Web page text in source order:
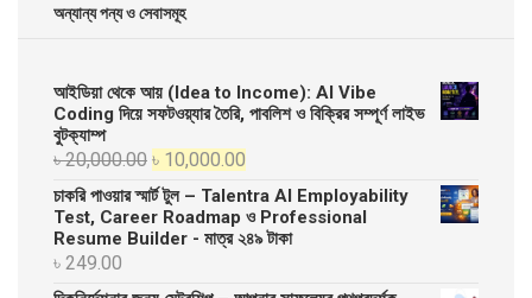
অন্যান্য পন্য ও সেবাসমূহ
আইডিয়া থেকে আয় (Idea to Income): AI Vibe
Coding দিয়ে সফটওয়্যার তৈরি, পাবলিশ ও বিক্রির সম্পূর্ণ লাইভ
বুটক্যাম্প
৳20,000.00 Original
price
was:
৳ 20,000.00.
৳ 10,000.00
price
is:
৳ 10,000.00.
চাকরি পাওয়ার স্মার্ট টুল – Talentra AI Employability
Test, Career Roadmap ও Professional
Resume Builder - মাত্র ২৪৯ টাকা
৳ 249.00